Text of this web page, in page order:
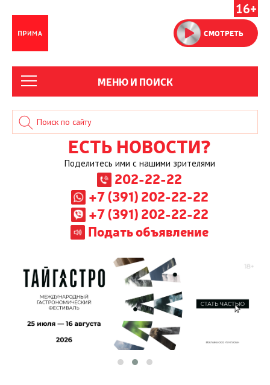
16+
СМОТРЕТЬ
МЕНЮ И ПОИСК
ЕСТЬ НОВОСТИ?
Поделитесь ими с нашими зрителями
202-22-22
+7 (391) 202-22-22
+7 (391) 202-22-22
Подать объявление